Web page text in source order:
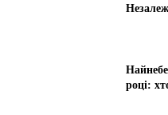
році: